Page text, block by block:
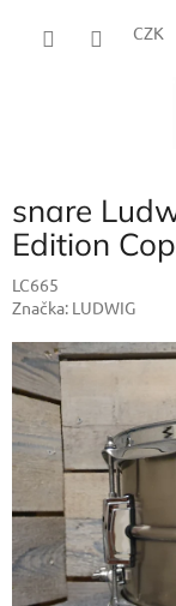
CZK
snare
Edition
LC665
Značka: LUDWIG